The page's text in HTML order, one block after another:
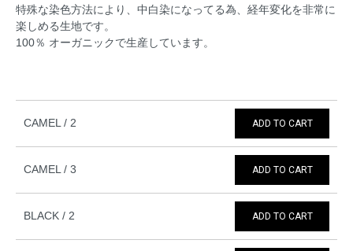
特殊な染色方法により、中白染になってる為、経年変化を非常に
楽しめる生地です。
100％ オーガニックで生産しています。
CAMEL / 2 ADD TO CART
CAMEL / 3 ADD TO CART
BLACK / 2 ADD TO CART